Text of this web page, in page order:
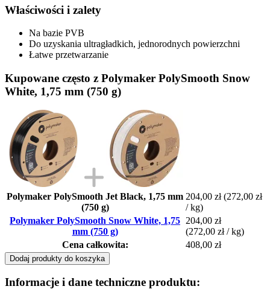
Właściwości i zalety
Na bazie PVB
Do uzyskania ultragładkich, jednorodnych powierzchni
Łatwe przetwarzanie
Kupowane często z Polymaker PolySmooth Snow
White, 1,75 mm (750 g)
Polymaker PolySmooth Jet Black, 1,75 mm
(750 g)
204,00 zł (272,00 zł
/ kg)
Polymaker PolySmooth Snow White, 1,75
mm (750 g)
204,00 zł
(272,00 zł / kg)
Cena całkowita:
408,00 zł
Dodaj produkty do koszyka
Informacje i dane techniczne produktu: